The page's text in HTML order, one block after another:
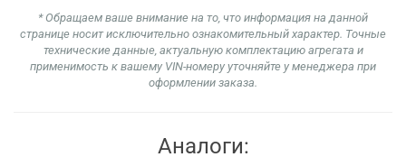
* Обращаем ваше внимание на то, что информация на данной
странице носит исключительно ознакомительный характер. Точные
технические данные, актуальную комплектацию агрегата и
применимость к вашему VIN-номеру уточняйте у менеджера при
оформлении заказа.
Аналоги: